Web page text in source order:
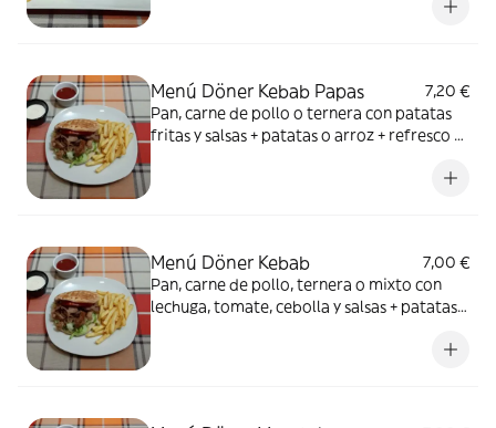
Menú Döner Kebab Papas
7,20 €
Pan, carne de pollo o ternera con patatas
fritas y salsas + patatas o arroz + refresco o
Menú Döner Kebab
7,00 €
Pan, carne de pollo, ternera o mixto con
lechuga, tomate, cebolla y salsas + patatas